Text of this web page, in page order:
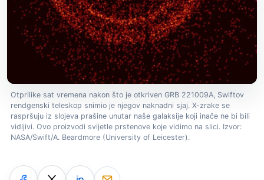
Otprilike sat vremena nakon što je otkriven GRB 221009A, Swiftov
rendgenski teleskop snimio je njegov naknadni sjaj. X-zrake se
raspršuju iz slojeva prašine unutar naše galaksije koji inače ne bi bili
vidljivi. Ovo proizvodi svijetle prstenove koje vidimo na slici. Izvor:
NASA/Swift/A. Beardmore (University of Leicester).